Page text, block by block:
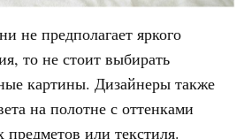
не предполагает яркого
то не стоит выбирать
картины. Дизайнеры также
на полотне с оттенками
предметов или текстиля.